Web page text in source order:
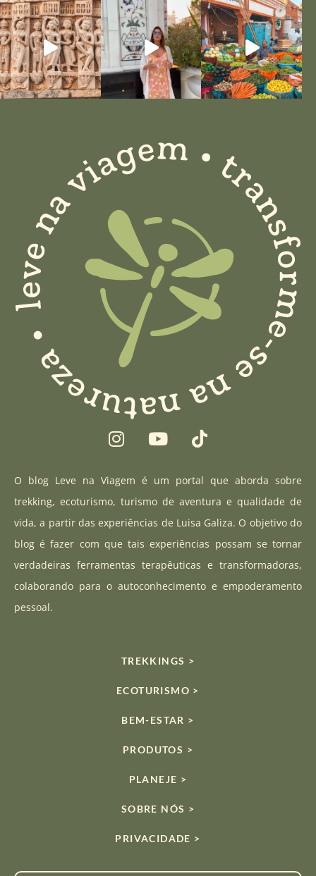
I
n
t
a
g
a
m
Y
o
t
u
b
T
i
t
o
k
O blog Leve na Viagem é um portal que aborda sobre
trekking, ecoturismo, turismo de aventura e qualidade de
vida, a partir das experiências de Luisa Galiza. O objetivo do
blog é fazer com que tais experiências possam se tornar
verdadeiras ferramentas terapêuticas e transformadoras,
colaborando para o autoconhecimento e empoderamento
pessoal.
TREKKINGS >
ECOTURISMO >
BEM-ESTAR >
PRODUTOS >
PLANEJE >
SOBRE NÓS >
PRIVACIDADE >